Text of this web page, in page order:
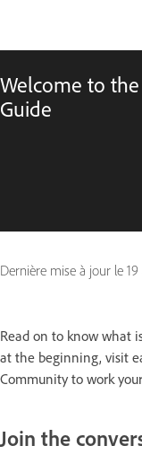
Welcome to
Guide
Dernière mise à jour le
Read on to know what
at the beginning, visit
Community to work
Join the